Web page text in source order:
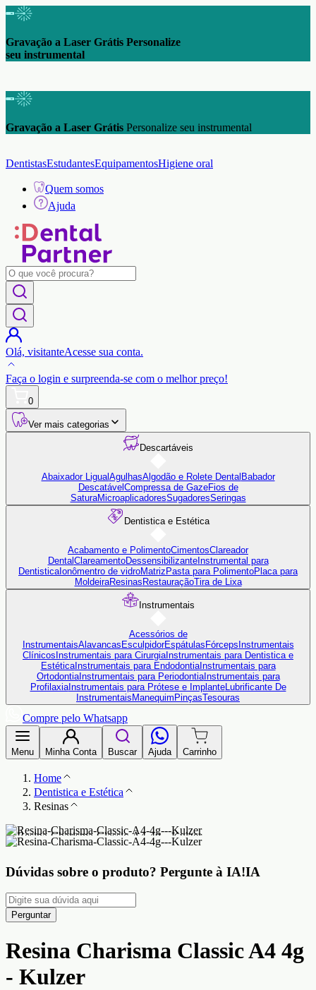
Gravação a Laser Grátis Personalize
seu instrumental
Gravação a Laser Grátis Personalize seu instrumental
DentistasEstudantesEquipamentosHigiene oral
Quem somos
Ajuda
Olá, visitanteAcesse sua conta.
Faça o login e surpreenda-se com o melhor preço!
0
Ver mais categorias
Descartáveis
Abaixador Ligual AgulhasAlgodão e Rolete Dental Babador
Descatável Compressa de GazeFios de
SaturaMicroaplicadoresSugadoresSeringas
Dentistica e Estética
Acabamento e PolimentoCimentosClareador
Dental ClareamentoDessensibilizanteInstrumental para
Dentistica Ionômentro de vidroMatriz Pasta para PolimentoPlaca para
MoldeiraResinas RestauraçãoTira de Lixa
Instrumentais
Acessórios de
InstrumentaisAlavancas EsculpidorEspátulas Fórceps Instrumentais
Clínicos Instrumentais para Cirurgia Instrumentais para Dentistica e
EstéticaInstrumentais para EndodontiaInstrumentais para
OrtodontiaInstrumentais para PeriodontiaInstrumentais para
ProfilaxiaInstrumentais para Prótese e ImplanteLubrificante De
Instrumentais Manequim PinçasTesouras
Compre pelo Whatsapp
Menu Minha Conta Buscar Ajuda Carrinho
Home
Dentistica e Estética
Resinas
Dúvidas sobre o produto? Pergunte à IA!IA
Perguntar
Resina Charisma Classic A4 4g
- Kulzer